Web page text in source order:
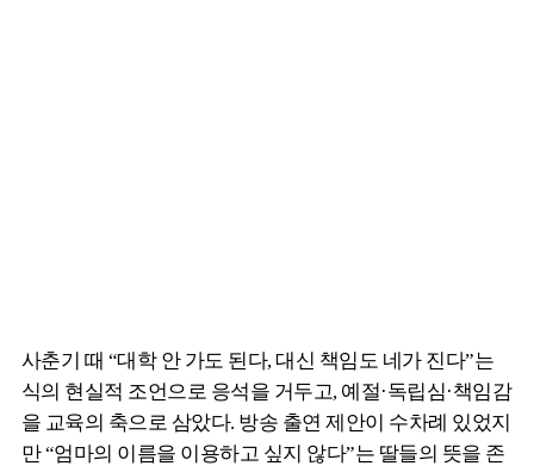
사춘기 때 “대학 안 가도 된다, 대신 책임도 네가 진다”는
식의 현실적 조언으로 응석을 거두고, 예절·독립심·책임감
을 교육의 축으로 삼았다. 방송 출연 제안이 수차례 있었지
만 “엄마의 이름을 이용하고 싶지 않다”는 딸들의 뜻을 존